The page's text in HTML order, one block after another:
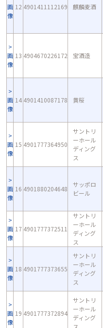
画
像
12 4901411112169 麒麟麦酒
画
像
13 4904670226172 宝酒造
画
像
14 4901410087178 黄桜
画
像
15 4901777364950
サントリ
ーホール
ディング
ス
画
像
16 4901880204648
サッポロ
ビール
画
像
17 4901777372511
サントリ
ーホール
ディング
ス
画
像
18 4901777373655
サントリ
ーホール
ディング
ス
画
像
19 4901777372894
サントリ
ーホール
ディング
ス